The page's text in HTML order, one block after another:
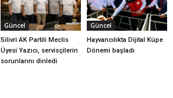
Güncel
Silivri AK Partili Meclis
Üyesi Yazıcı, servisçilerin
sorunlarını dinledi
Güncel
Hayvancılıkta Dijital Küpe
Dönemi başladı